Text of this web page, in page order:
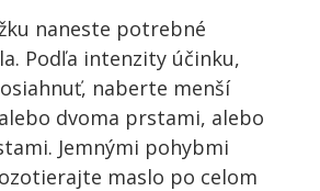
naneste potrebné
Podľa intenzity účinku,
naberte menší
dvoma prstami, alebo
Jemnými pohybmi
maslo po celom